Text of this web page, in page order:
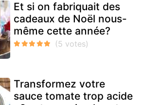
Et si on fabriquait des
cadeaux de Noël nous-
même cette année?
Transformez votre
sauce tomate trop acide